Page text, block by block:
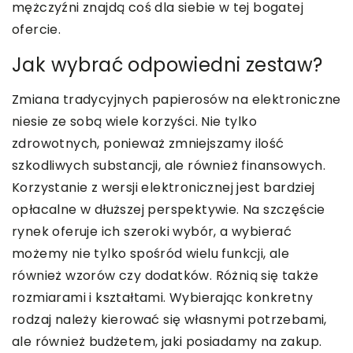
mężczyźni znajdą coś dla siebie w tej bogatej
ofercie.
Jak wybrać odpowiedni zestaw?
Zmiana tradycyjnych papierosów na elektroniczne
niesie ze sobą wiele korzyści. Nie tylko
zdrowotnych, ponieważ zmniejszamy ilość
szkodliwych substancji, ale również finansowych.
Korzystanie z wersji elektronicznej jest bardziej
opłacalne w dłuższej perspektywie. Na szczęście
rynek oferuje ich szeroki wybór, a wybierać
możemy nie tylko spośród wielu funkcji, ale
również wzorów czy dodatków. Różnią się także
rozmiarami i kształtami. Wybierając konkretny
rodzaj należy kierować się własnymi potrzebami,
ale również budżetem, jaki posiadamy na zakup.